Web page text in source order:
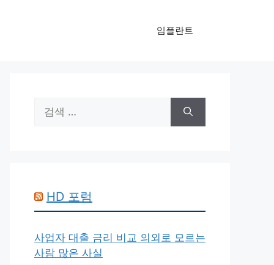
임플란트
색:
HD 포럼
사업자 대출 금리 비교 의외로 모르는
사람 많은 사실